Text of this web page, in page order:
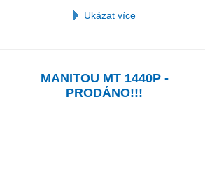
Ukázat více
MANITOU MT 1440P -
PRODÁNO!!!